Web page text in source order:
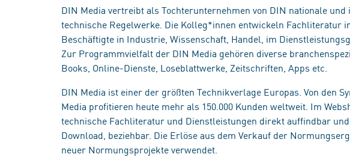
DIN Media vertreibt als Tochterunternehmen von DIN nationale
technische Regelwerke. Die Kolleg*innen entwickeln Fachliteratur
Beschäftigte in Industrie, Wissenschaft, Handel, im
Zur Programmvielfalt der DIN Media gehören diverse
Books, Online-Dienste, Loseblattwerke, Zeitschriften, Apps etc.
DIN Media ist einer der größten Technikverlage Europas. Von den
Media profitieren heute mehr als 150.000 Kunden weltweit. Im
technische Fachliteratur und Dienstleistungen direkt auffindbar
Download, beziehbar. Die Erlöse aus dem Verkauf der
neuer Normungsprojekte verwendet.